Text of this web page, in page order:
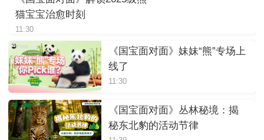
猫宝宝治愈时刻
11:30
《国宝面对面》妹妹“熊”专场上
线了
11:30
《国宝面对面》丛林秘境：揭
秘东北豹的活动节律